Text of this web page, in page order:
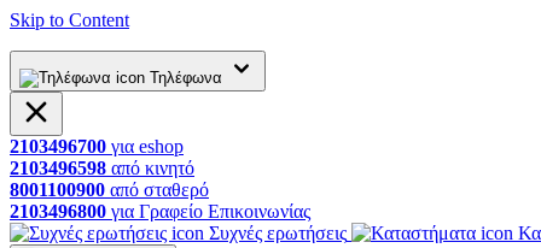
Skip to Content
Τηλέφωνα
2103496700 για eshop
2103496598 από κινητό
8001100900 από σταθερό
2103496800 για Γραφείο Επικοινωνίας
Συχνές ερωτήσεις